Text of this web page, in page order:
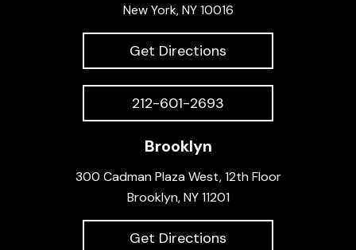
New York, NY 10016
Get Directions
212-601-2693
Brooklyn
300 Cadman Plaza West, 12th Floor
Brooklyn, NY 11201
Get Directions